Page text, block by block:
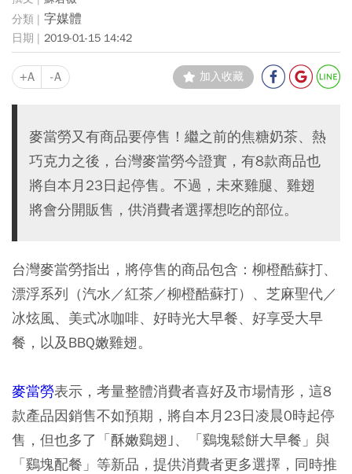
字媒體
2019-01-15 14:42
+A -A 加入收藏
麥當勞又有商品要停售！繼之前的焦糖奶茶、熱
巧克力之後，台灣麥當勞今證實，有8款商品也
將自本月23日起停售。不過，未來雞腿、雞翅
將會分開販售，供消費者選擇想吃的部位。
台灣麥當勞指出，將停售的商品包含：柳橙酷蘇打、
漂浮系列（汽水／紅茶／柳橙酷蘇打）、芝麻聖代／
冰炫風、美式冰咖啡、好時光大早餐、好享受大早
餐，以及BBQ嫩雞翅。
麥當勞表示，考量整體消費者喜好及市場情形，這8
款產品因銷售不如預期，將自本月23日凌晨0時起停
售 ，但也多了「酥嫩鷄翅｣、「鷄塊鬆餅大早餐」與
「鷄塊配餐」等新品，提供消費者更多選擇，同時推